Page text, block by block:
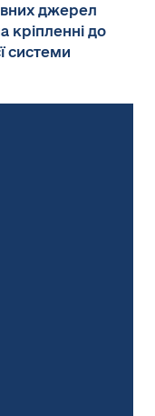
джерел
кріпленні до
системи